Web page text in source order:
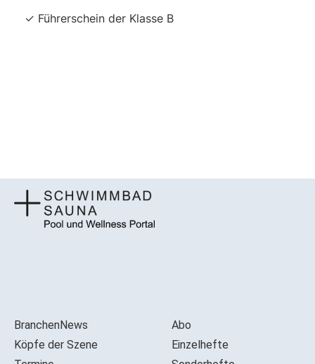
✓ Führerschein der Klasse B
BranchenNews
Köpfe der Szene
Abo
Einzelhefte